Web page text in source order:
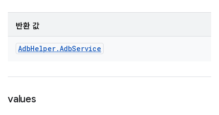
반환 값
AdbHelper.AdbService
values